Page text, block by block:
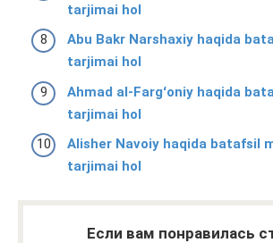
tarjimai hol
Abu Bakr Narshaxiy haqida
tarjimai hol
Ahmad al-Fargʻoniy haqida
tarjimai hol
Alisher Navoiy haqida batafsil
tarjimai hol
Если вам понравилась